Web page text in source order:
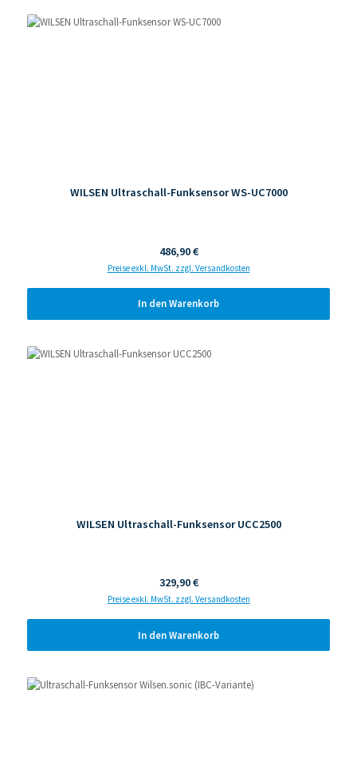
WILSEN Ultraschall-Funksensor WS-UC7000
Regulärer Preis:
486,90 €
Preise exkl. MwSt. zzgl. Versandkosten
In den Warenkorb
WILSEN Ultraschall-Funksensor UCC2500
Regulärer Preis:
329,90 €
Preise exkl. MwSt. zzgl. Versandkosten
In den Warenkorb